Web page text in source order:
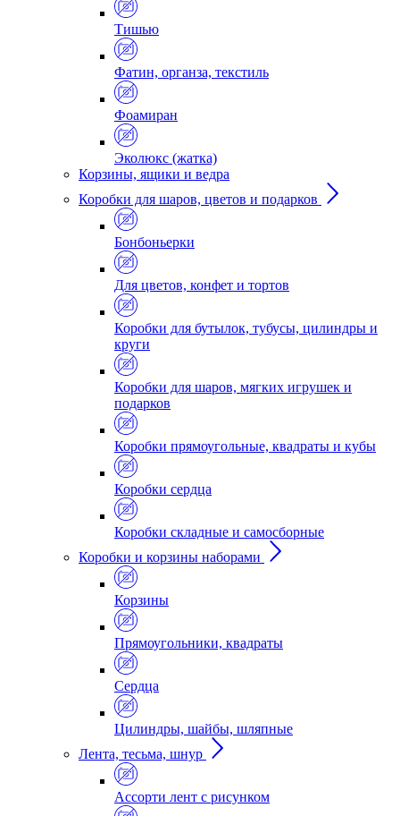
Тишью
Фатин, органза, текстиль
Фоамиран
Эколюкс (жатка)
Корзины, ящики и ведра
Коробки для шаров, цветов и подарков
Бонбоньерки
Для цветов, конфет и тортов
Коробки для бутылок, тубусы, цилиндры и
круги
Коробки для шаров, мягких игрушек и
подарков
Коробки прямоугольные, квадраты и кубы
Коробки сердца
Коробки складные и самосборные
Коробки и корзины наборами
Корзины
Прямоугольники, квадраты
Сердца
Цилиндры, шайбы, шляпные
Лента, тесьма, шнур
Ассорти лент с рисунком